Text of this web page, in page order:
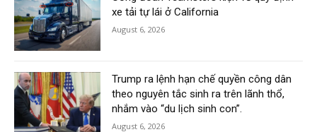
xe tải tự lái ở California
August 6, 2026
Trump ra lệnh hạn chế quyền công dân
theo nguyên tắc sinh ra trên lãnh thổ,
nhắm vào “du lịch sinh con”.
August 6, 2026